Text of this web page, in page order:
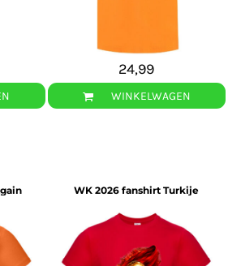
24,99
WINKELWAGEN
WK 2026 fanshirt Turkije